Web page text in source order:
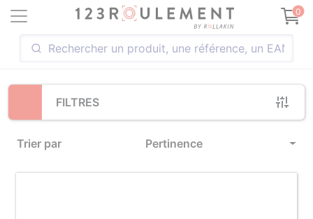
0
FILTRES
Trier par Pertinence
Loading...